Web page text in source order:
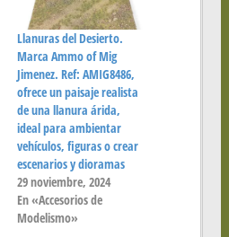
Llanuras del Desierto.
Marca Ammo of Mig
Jimenez. Ref: AMIG8486,
ofrece un paisaje realista
de una llanura árida,
ideal para ambientar
vehículos, figuras o crear
escenarios y dioramas
29 noviembre, 2024
En «Accesorios de
Modelismo»